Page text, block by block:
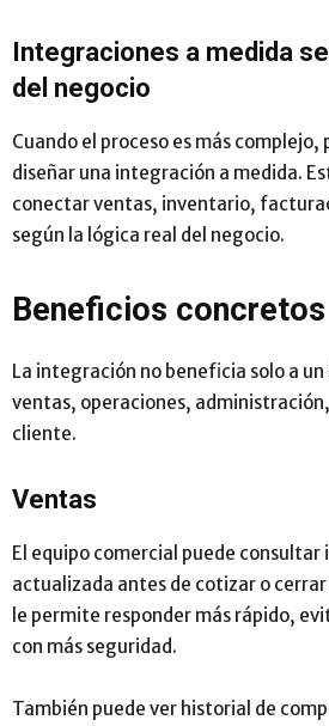
Integraciones a medida
del negocio
Cuando el proceso es más complejo,
diseñar una integración a medida.
conectar ventas, inventario,
según la lógica real del negocio.
Beneficios concretos
La integración no beneficia solo a
ventas, operaciones,
cliente.
Ventas
El equipo comercial puede
actualizada antes de cotizar o
le permite responder más rápido,
con más seguridad.
También puede ver historial de